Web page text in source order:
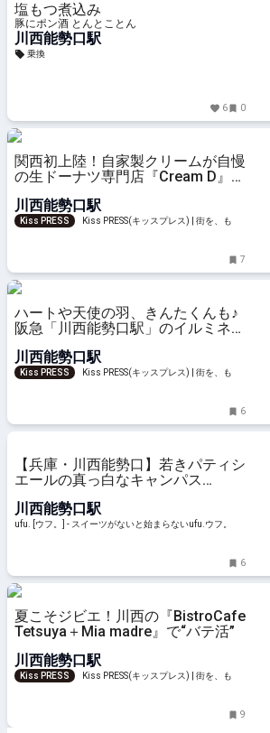
塩もつ煮込み
豚にポン酒 とんとことん
川西能勢口駅
乗換
6 0
関西初上陸！自家製クリームが自慢
の生ドーナツ専門店『Cream D』が
川西能勢口駅
Kiss PRESS
Kiss PRESS(キッスプレス) | 街を、もっ
7
ハートや天使の羽、きんたくんも♪
阪急「川西能勢口駅」のイルミネー
川西能勢口駅
Kiss PRESS
Kiss PRESS(キッスプレス) | 街を、もっ
6
【兵庫・川西能勢口】若きパティシ
エールの真っ白なキャンパス
オン）」で出会う季節パフェと焼き
菓子の物語 - ufu. [ウフ。]
川西能勢口駅
ufu. [ウフ。] - スイーツがないと始まらないufu.ウフ。
6
夏こそジビエ！川西の『BistroCafe
Tetsuya＋Mia madre』で“バテ活”
川西能勢口駅
Kiss PRESS
Kiss PRESS(キッスプレス) | 街を、もっ
9